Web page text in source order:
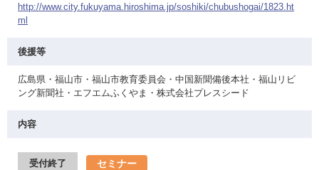
http://www.city.fukuyama.hiroshima.jp/soshiki/chubushogai/1823.ht
ml
後援等
広島県・福山市・福山市教育委員会・中国新聞備後本社・福山リビ
ング新聞社・エフエムふくやま・株式会社プレスシード
内容
受付終了 セミナー